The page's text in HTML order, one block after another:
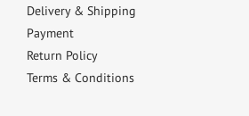
Delivery & Shipping
Payment
Return Policy
Terms & Conditions